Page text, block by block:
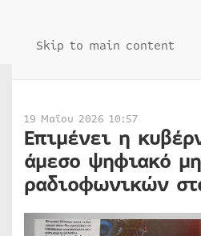
Skip to main content
19 Μαΐου 2026 10:57
Επιμένει η
άμεσο ψηφιακό
ραδιοφωνικών